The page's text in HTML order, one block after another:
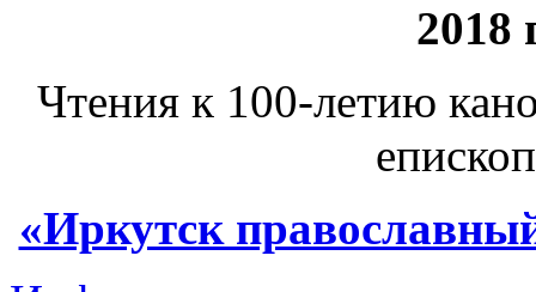
2018
Чтения к 100-летию
«Иркутск